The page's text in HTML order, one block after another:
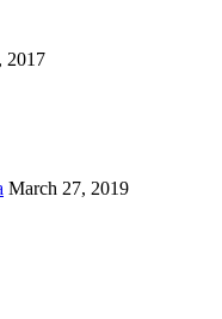
2017
March 27, 2019